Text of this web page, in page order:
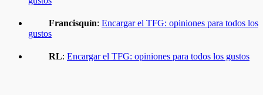
Francisquín: Encargar el TFG: opiniones para todos los
gustos
RL: Encargar el TFG: opiniones para todos los gustos